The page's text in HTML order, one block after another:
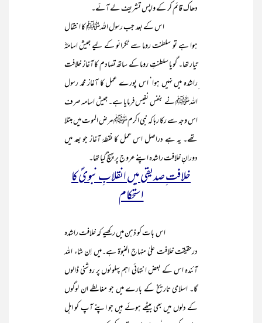
دھاک قائم کر کے واپس تشریف لے آئے۔
اس کے بعد جب رسول اللہﷺ کا انتقال
ہوا ہے تو سلطنت روما سے ٹکرائو کے لیے جیش اسامہؓ
تیار تھا۔ گویا سلطنتِ روما کے ساتھ تصادم کا آغاز خلافت
ِراشدہ میں نہیں ہوا‘ اس پورے عمل کا آغاز محمد رسول
اللہﷺ نے بنفس نفیس فرمایا ہے۔ جیش اسامہ صرف
اس وجہ سے رکا رہا کہ نبی اکرمﷺ مرض الموت میں مبتلا
تھے۔ یہ ہے دراصل اس عمل کا نقطۂ آغاز جو بعد میں
دورانِ خلافت راشدہ اپنے عروج پر پہنچ گیا تھا۔
خلافت ِصدیقی میں انقلابِ نبویؐ کا
استحکام
اس بات کو ذہن میں رکھیے کہ خلافت راشدہ
درحقیقت خلافت علیٰ منہاج النبوۃ ہے۔میں اِن شاء اللہ
آئندہ اس کے بعض انتہائی اہم پہلوئوں پر روشنی ڈالوں
گا۔ اسلامی تاریخ کے بارے میں جو مغالطے ان لوگوں
کے دلوں میں بھی بیٹھے ہوئے ہیں جو اپنے آپ کو اہل